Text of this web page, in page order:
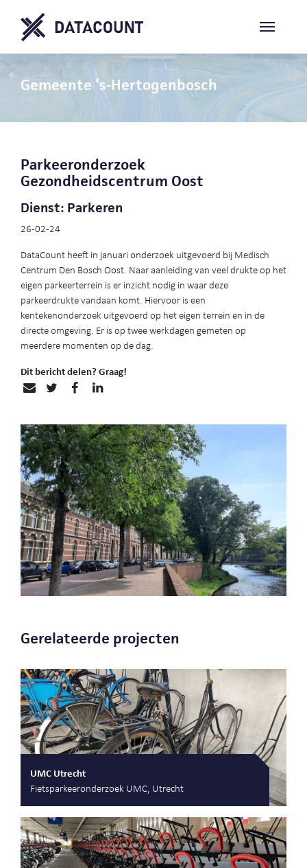
Gemeente ‘s-Hertogenbosch
Parkeeronderzoek
Gezondheidscentrum Oost
Dienst: Parkeren
26-02-24
DataCount heeft in januari onderzoek uitgevoerd bij Medisch
Centrum Den Bosch Oost. Naar aanleiding van veel drukte op het
eigen parkeerterrein is er inzicht nodig in waar deze
parkeerdrukte vandaan komt. Hiervoor is een
kentekenonderzoek uitgevoerd op het eigen terrein en in de
directe omgeving. Er is op twee werkdagen gemeten op
meerdere momenten op de dag.
Dit bericht delen? Graag!
Gerelateerde projecten
UMC Utrecht
Fietsparkeeronderzoek UMC, Utrecht